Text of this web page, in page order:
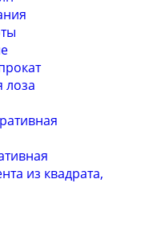
лоза
из квадрата,